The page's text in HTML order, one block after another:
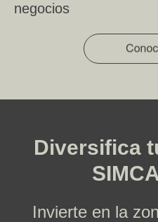
negocios
Diversifica
Invierte en la